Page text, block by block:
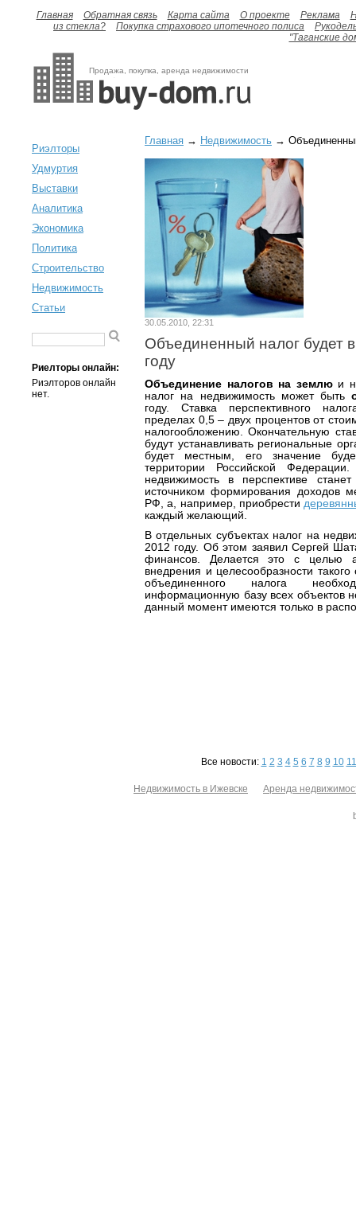
Главная Обратная связь Карта сайта О проекте Реклама
из стекла?
Покупка страхового ипотечного полиса
"Таганские
Продажа, покупка, аренда недвижимости
Риэлторы
Удмуртия
Выставки
Аналитика
Экономика
Политика
Строительство
Недвижимость
Статьи
Риелторы онлайн:
Риэлторов онлайн
нет.
Главная → Недвижимость →
30.05.2010, 22:31
Объединенный налог будет
году
Объединение налогов на землюи
налог на недвижимость может быть
году. Ставка перспективного
пределах 0,5 – двух процентов от
налогообложению. Окончательную
будут устанавливать региональные
будет местным, его значение
территории Российской
недвижимость в перспективе
источником формирования доходов
РФ, а, например, приобрести
каждый желающий.
В отдельных субъектах налог на
2012 году. Об этом заявил Сергей
финансов. Делается это с целью
внедрения и целесообразности
объединенного налога
информационную базу всех объектов
данный момент имеются только в
Все новости: 1 2 3 4 5 6 7 8 9 10 11
Недвижимость в Ижевске Аренда